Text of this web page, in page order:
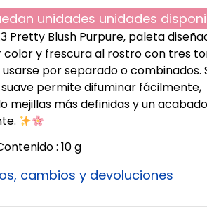
unidades unidades
Pretty Blush Purpure, paleta
y frescura al rostro con tres
por separado o combinados.
permite difuminar fácilmente,
mejillas más definidas y un
: 10 g
cambios y devoluciones